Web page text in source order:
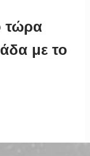
τώρα
με το